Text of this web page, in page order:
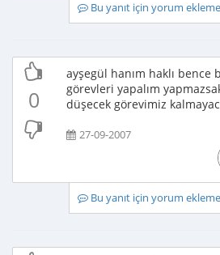
Bu yanıt için yorum
0
ayşegül hanım haklı bence
görevleri yapalım
düşecek görevimiz
27-09-2007
Bu yanıt için yorum